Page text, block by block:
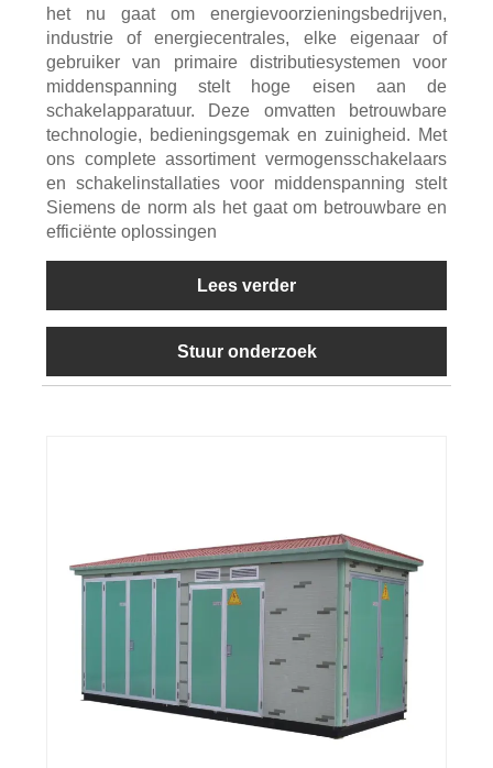
het nu gaat om energievoorzieningsbedrijven,
industrie of energiecentrales, elke eigenaar of
gebruiker van primaire distributiesystemen voor
middenspanning stelt hoge eisen aan de
schakelapparatuur. Deze omvatten betrouwbare
technologie, bedieningsgemak en zuinigheid. Met
ons complete assortiment vermogensschakelaars
en schakelinstallaties voor middenspanning stelt
Siemens de norm als het gaat om betrouwbare en
efficiënte oplossingen
Lees verder
Stuur onderzoek